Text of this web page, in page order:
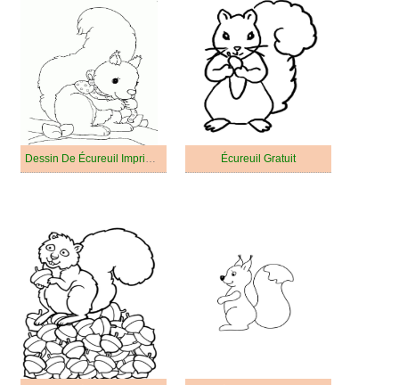
Dessin De Écureuil Imprimable Gratuitement Écureuil Gratuit